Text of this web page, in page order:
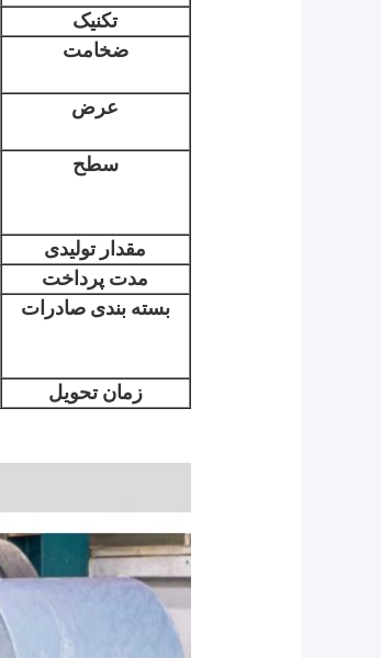
تکنیک
ضخامت
عرض
سطح
مقدار تولیدی
مدت پرداخت
بسته بندی صادرات
زمان تحویل